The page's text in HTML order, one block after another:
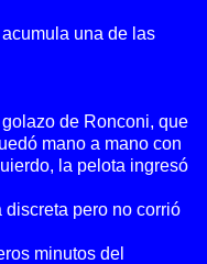
una de las
de Ronconi, que
mano a mano con
la pelota ingresó
discreta pero no corrió
minutos del